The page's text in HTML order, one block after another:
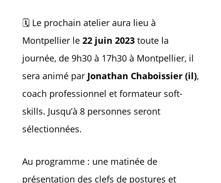
🗓️ Le prochain atelier aura lieu à
Montpellier le 22 juin 2023toute la
journée, de 9h30 à 17h30 à Montpellier, il
sera animé par Jonathan Chaboissier (il),
coach professionnel et formateur soft-
skills. Jusqu’à 8 personnes seront
sélectionnées.
Au programme : une matinée de
présentation des clefs de postures et